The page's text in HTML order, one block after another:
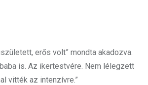
erős volt” mondta akadozva.
is. Az ikertestvére. Nem lélegzett
vitték az intenzívre.”